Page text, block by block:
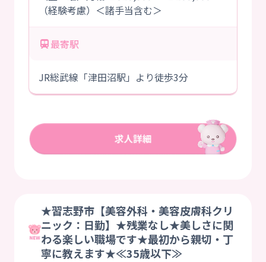
（経験考慮）＜諸手当含む＞
最寄駅
JR総武線「津田沼駅」より徒歩3分
★習志野市【美容外科・美容皮膚科クリ
ニック：日勤】★残業なし★美しさに関
わる楽しい職場です★最初から親切・丁
寧に教えます★≪35歳以下≫